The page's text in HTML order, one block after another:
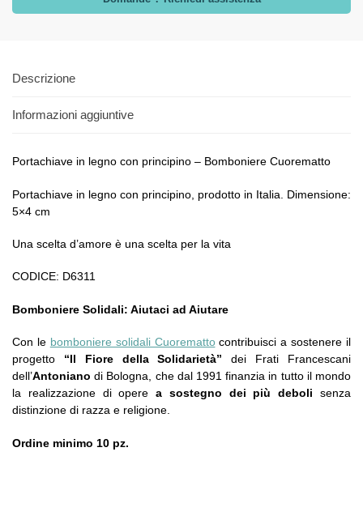
Descrizione
Informazioni aggiuntive
Portachiave in legno con principino – Bomboniere Cuorematto
Portachiave in legno con principino, prodotto in Italia. Dimensione:
5×4 cm
Una scelta d’amore è una scelta per la vita
CODICE: D6311
Bomboniere Solidali: Aiutaci ad Aiutare
Con le bomboniere solidali Cuoremattocontribuisci a sostenere il
progetto “Il Fiore della Solidarietà” dei Frati Francescani
dell’Antoniano di Bologna, che dal 1991 finanzia in tutto il mondo
la realizzazione di operea sostegno dei più deboli senza
distinzione di razza e religione.
Ordine minimo 10 pz.